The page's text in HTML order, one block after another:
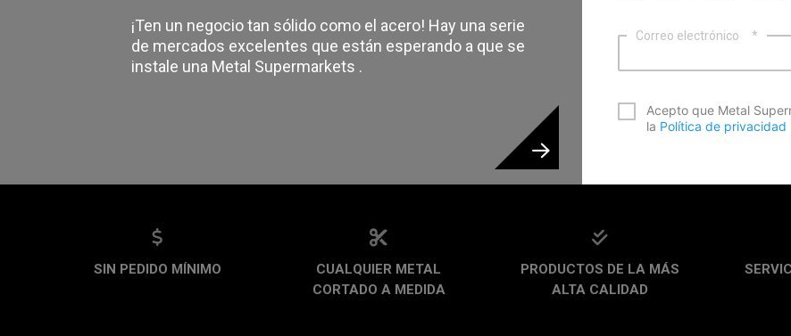
¡Ten un negocio tan sólido como el acero! Hay una serie
de mercados excelentes que están esperando a que se
instale una Metal Supermarkets .
Correo electrónico *
Acepto que Metal
la Política de privacidad
SIN PEDIDO MÍNIMO
CUALQUIER METAL
CORTADO A MEDIDA
PRODUCTOS DE LA MÁS
ALTA CALIDAD